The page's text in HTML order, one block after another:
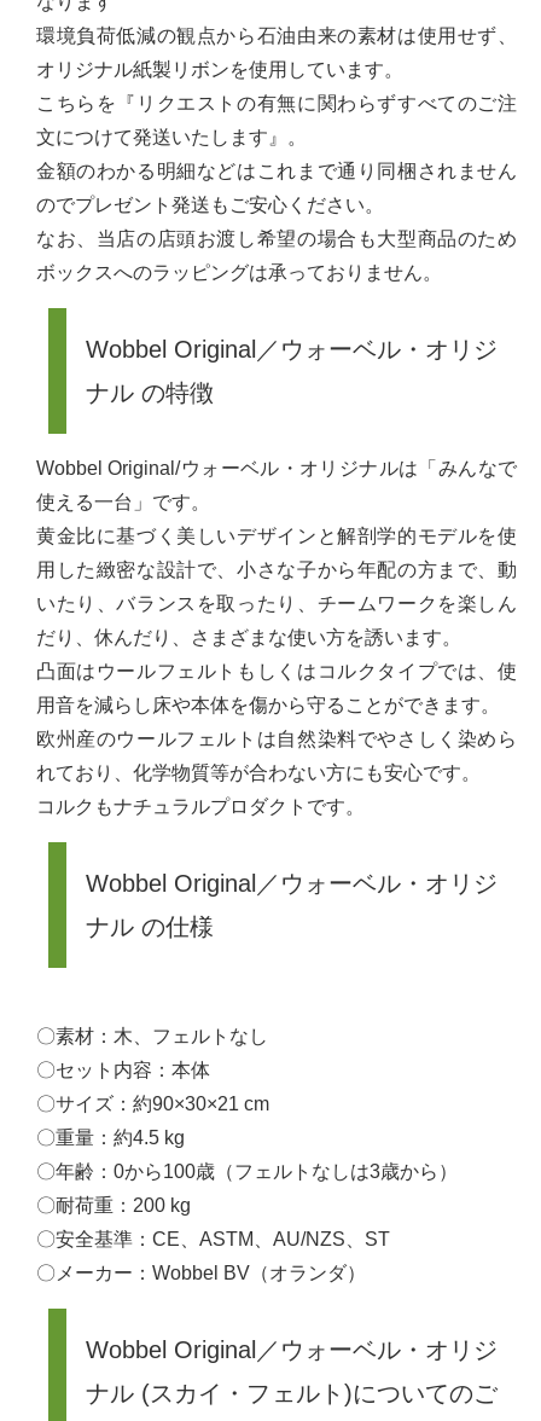
環境負荷低減の観点から石油由来の素材は使用せず、
オリジナル紙製リボンを使用しています。
こちらを『リクエストの有無に関わらずすべてのご注
文につけて発送いたします』。
金額のわかる明細などはこれまで通り同梱されません
のでプレゼント発送もご安心ください。
なお、当店の店頭お渡し希望の場合も大型商品のため
ボックスへのラッピングは承っておりません。
Wobbel Original／ウォーベル・オリジ
ナル の特徴
Wobbel Original/ウォーベル・オリジナルは「みんなで
使える一台」です。
黄金比に基づく美しいデザインと解剖学的モデルを使
用した緻密な設計で、小さな子から年配の方まで、動
いたり、バランスを取ったり、チームワークを楽しん
だり、休んだり、さまざまな使い方を誘います。
凸面はウールフェルトもしくはコルクタイプでは、使
用音を減らし床や本体を傷から守ることができます。
欧州産のウールフェルトは自然染料でやさしく染めら
れており、化学物質等が合わない方にも安心です。
コルクもナチュラルプロダクトです。
Wobbel Original／ウォーベル・オリジ
ナル の仕様
〇素材：木、フェルトなし
〇セット内容：本体
〇サイズ：約90×30×21 cm
〇重量：約4.5 kg
〇年齢：0から100歳（フェルトなしは3歳から）
〇耐荷重：200 kg
〇安全基準：CE、ASTM、AU/NZS、ST
〇メーカー：Wobbel BV（オランダ）
Wobbel Original／ウォーベル・オリジ
ナル (スカイ・フェルト)についてのご